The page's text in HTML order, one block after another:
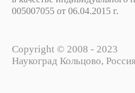
005007055 от 06.04.2015 г.
Copyright © 2008 - 2023
Наукоград Кольцово,